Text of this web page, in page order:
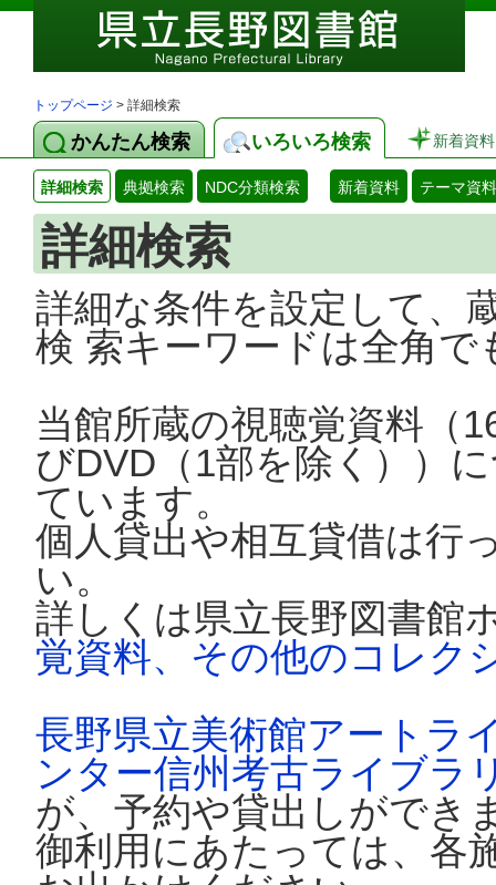
トップページ > 詳細検索
かんたん検索 いろいろ検索 新着資料
詳細検索 典拠検索 NDC分類検索 新着資料 テーマ資料
詳細検索
詳細な条件を設定して、
検 索キーワードは全角
当館所蔵の視聴覚資料（
びDVD（1部を除く））
ています。
個人貸出や相互貸借は行
い。
詳しくは県立長野図書館
覚資料、その他のコレク
長野県立美術館アートラ
ンター信州考古ライブラ
が、予約や貸出しができ
御利用にあたっては、各